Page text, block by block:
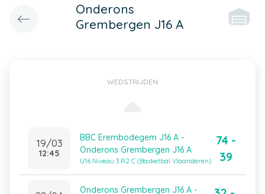
Onderons
Grembergen J16 A
WEDSTRIJDEN
19/03
12:45
BBC Erembodegem J16 A -
Onderons Grembergen J16 A
U16 Niveau 3 R2 C (Basketbal Vlaanderen)
74 -
39
Onderons Grembergen J16 A -